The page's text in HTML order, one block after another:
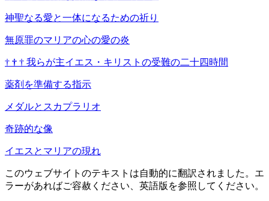
神聖なる愛と一体になるための祈り
無原罪のマリアの心の愛の炎
† † † 我らが主イエス・キリストの受難の二十四時間
薬剤を準備する指示
メダルとスカプラリオ
奇跡的な像
イエスとマリアの現れ
このウェブサイトのテキストは自動的に翻訳されました。エ
ラーがあればご容赦ください、英語版を参照してください。